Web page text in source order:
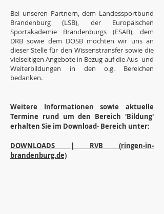
Bei unseren Partnern, dem Landessportbund
Brandenburg (LSB), der Europäischen
Sportakademie Brandenburgs (ESAB), dem
DRB sowie dem DOSB möchten wir uns an
dieser Stelle für den Wissenstransfer sowie die
vielseitigen Angebote in Bezug auf die Aus- und
Weiterbildungen in den o.g. Bereichen
bedanken.
Weitere Informationen sowie aktuelle
Termine rund um den Bereich 'Bildung'
erhalten Sie im Download- Bereich unter:
DOWNLOADS | RVB (ringen-in-
brandenburg.de)